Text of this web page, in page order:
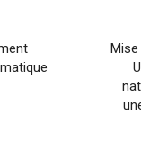
Mise